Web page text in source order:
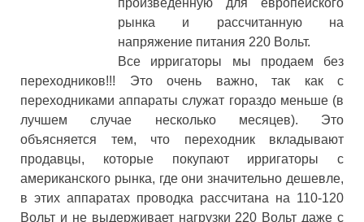
рынка и рассчитанную на
напряжение питания 220 Вольт.
Все ирригаторы мы продаем без
переходников!!! Это очень важно, так как с
переходниками аппараты служат гораздо меньше (в
лучшем случае несколько месяцев). Это
объясняется тем, что переходник вкладывают
продавцы, которые покупают ирригаторы с
американского рынка, где они значительно дешевле,
в этих аппаратах проводка расcчитана на 110-120
Вольт и не выдерживает нагрузки 220 Вольт даже с